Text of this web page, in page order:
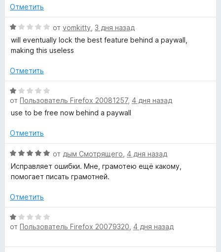
1
з
5
о
а
1
и
5
Отметить
О
ц
е
е
о
н
а
и
5
от vomkitty 3 дня назад
will eventually lock the best feature behind a paywall,
making this useless
Отметить
О
ц
е
е
о
н
а
и
5
от Пользователь Firefox 20081257, 4 дня назад
use to be free now behind a paywall
Отметить
О
ц
е
е
о
н
от дым Смотрящего 4 дня назад
Исправляет ошибки. Мне, грамотею ещё какому,
помогает писать грамотней.
Отметить
О
ц
от Пользователь Firefox 20079320 4 дня назад